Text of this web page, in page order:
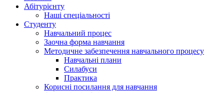
Абітурієнту
Наші спеціальності
Студенту
Навчальний процес
Заочна форма навчання
Методичне забезпечення навчального процесу
Навчальні плани
Силабуси
Практика
Корисні посилання для навчання